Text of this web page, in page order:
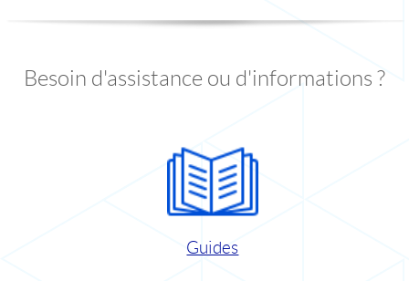
Besoin d'assistance ou d'informations ?
Guides